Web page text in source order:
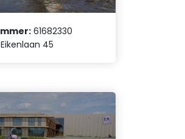
61682330
Eikenlaan 45